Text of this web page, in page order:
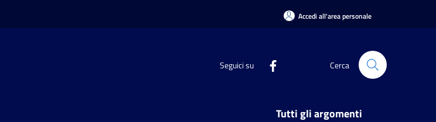
Accedi all'area personale
Seguici su Cerca
Tutti gli argomenti